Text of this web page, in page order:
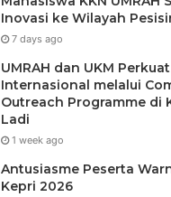
Inovasi ke Wilayah
7 days ago
UMRAH dan UKM
Internasional melalui
Outreach Programme di
Ladi
1 week ago
Antusiasme Peserta
Kepri 2026